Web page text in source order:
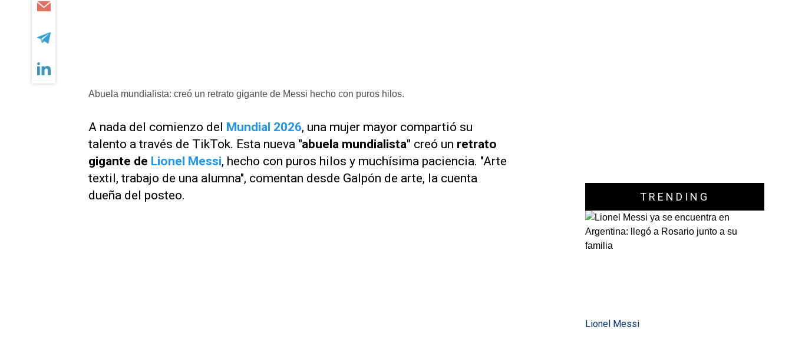
Abuela mundialista: creó un retrato gigante de Messi hecho con puros hilos.
A nada del comienzo del Mundial 2026, una mujer mayor compartió su
talento a través de TikTok. Esta nueva "abuela mundialista" creó un retrato
gigante de Lionel Messi, hecho con puros hilos y muchísima paciencia. "Arte
textil, trabajo de una alumna", comentan desde Galpón de arte, la cuenta
dueña del posteo.
TRENDING
Lionel Messi